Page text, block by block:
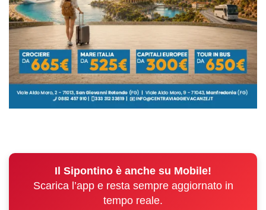
Il Sipontino è anche su Mobile!
Scarica l’app e resta sempre aggiornato in
tempo reale.